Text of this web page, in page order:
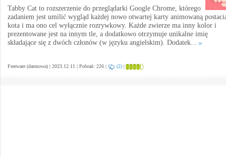
Tabby Cat to rozszerzenie do przeglądarki Google Chrome, którego
zadaniem jest umilić wygląd każdej nowo otwartej karty animowaną
kota i ma ono cel wyłącznie rozrywkowy. Każde zwierze ma inny kolor i
prezentowane jest na innym tle, a dodatkowo otrzymuje unikalne imię
składające się z dwóch członów (w języku angielskim). Dodatek...
Freeware (darmowa) | 2023.12.11 | Pobrań: 226 | (2) |